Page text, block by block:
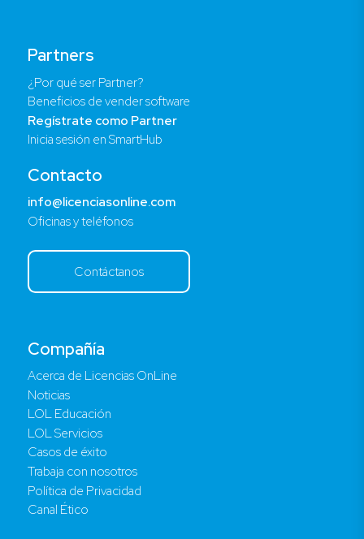
Compañía
Acerca de Licencias OnLine
Noticias
LOL Educación
LOL Servicios
Casos de éxito
Trabaja con nosotros
Política de Privacidad
Canal Ético
Partners
¿Por qué ser Partner?
Beneficios de vender software
Regístrate como Partner
Inicia sesión en SmartHub
Contacto
info@licenciasonline.com
Oficinas y teléfonos
Contáctanos